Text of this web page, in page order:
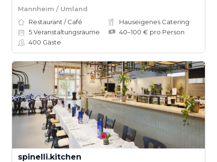
Mannheim / Umland
Restaurant / Café
Hauseigenes Catering
5Veranstaltungsräume
40–100 € pro Person
400 Gäste
spinelli.kitchen